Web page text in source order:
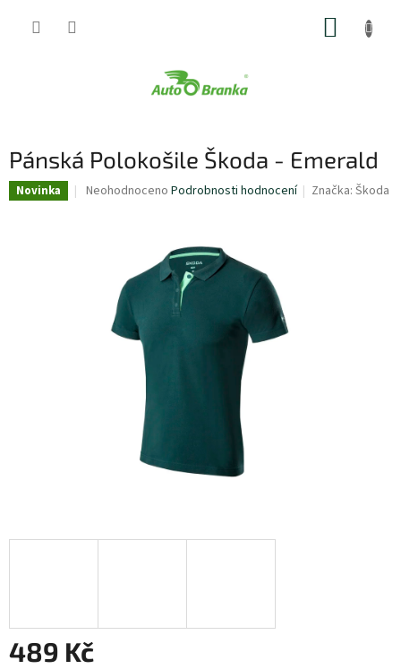
Pánská Polokošile Škoda - Emerald
Novinka
Průměrné
hvězdiček.
Neohodnoceno Podrobnosti hodnocení Značka:Škoda
489 Kč